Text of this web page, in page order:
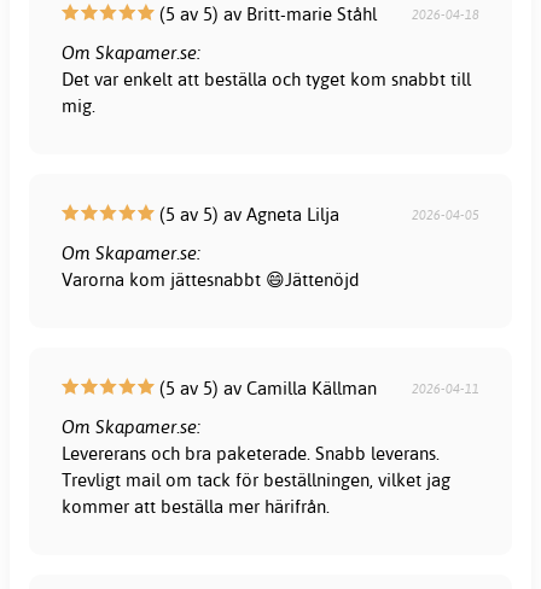
(5 av 5) av Britt-marie Ståhl 2026-04-18
Om Skapamer.se:
Det var enkelt att beställa och tyget kom snabbt till
mig.
(5 av 5) av Agneta Lilja 2026-04-05
Om Skapamer.se:
Varorna kom jättesnabbt 😄Jättenöjd
(5 av 5) av Camilla Källman 2026-04-11
Om Skapamer.se:
Levererans och bra paketerade. Snabb leverans.
Trevligt mail om tack för beställningen, vilket jag
kommer att beställa mer härifrån.